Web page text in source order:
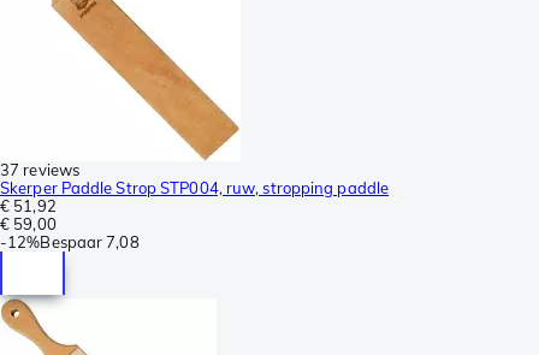
37 reviews
Skerper Paddle Strop STP004, ruw, stropping paddle
€ 51,92
€ 59,00
-12%Bespaar 7,08